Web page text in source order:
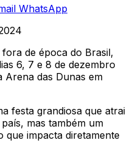
WhatsApp
de época do Brasil,
6, 7 e 8 de dezembro
Arena das Dunas em
festa grandiosa que atrai
mas também um
que impacta diretamente